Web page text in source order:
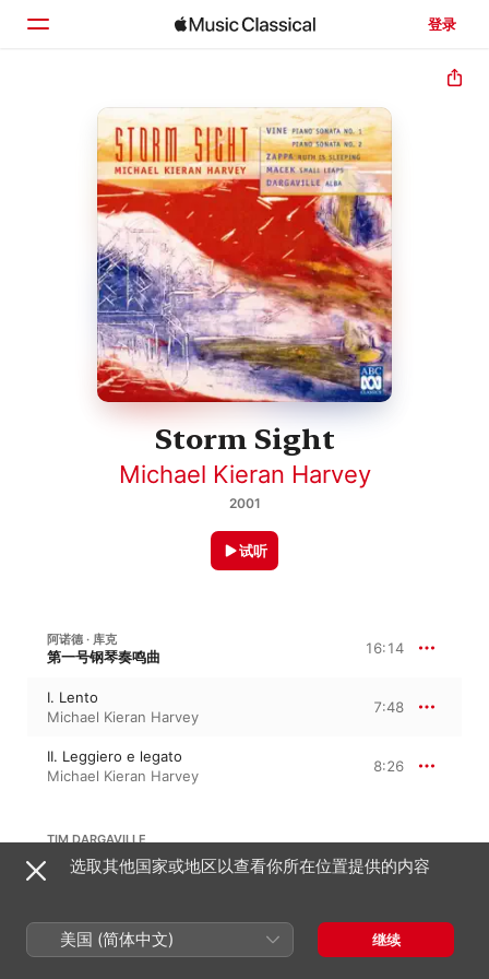
登录
主页
浏览
搜索
Storm Sight
Michael Kieran Harvey
2001
试听
阿诺德 · 库克
第一号钢琴奏鸣曲 16:14
I. Lento
Michael Kieran Harvey
7:48
II. Leggiero e legato
Michael Kieran Harvey
8:26
TIM DARGAVILLE
选取其他国家或地区以查看你所在位置提供的内容
美国 (简体中文) 继续